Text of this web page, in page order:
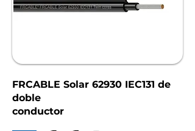
FRCABLE Solar 62930 IEC131 de
doble
conductor